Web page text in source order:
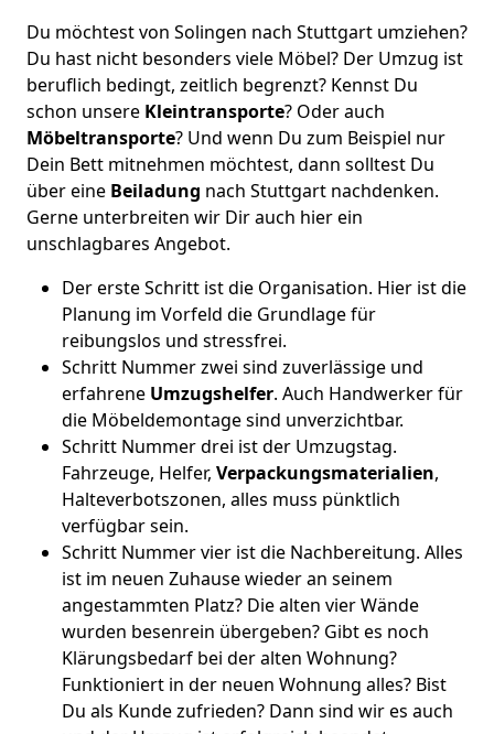
Du möchtest von Solingen nach Stuttgart umziehen?
Du hast nicht besonders viele Möbel? Der Umzug ist
beruflich bedingt, zeitlich begrenzt? Kennst Du
schon unsere Kleintransporte? Oder auch
Möbeltransporte? Und wenn Du zum Beispiel nur
Dein Bett mitnehmen möchtest, dann solltest Du
über eine Beiladung nach Stuttgart nachdenken.
Gerne unterbreiten wir Dir auch hier ein
unschlagbares Angebot.
Der erste Schritt ist die Organisation. Hier ist die
Planung im Vorfeld die Grundlage für
reibungslos und stressfrei.
Schritt Nummer zwei sind zuverlässige und
erfahrene Umzugshelfer. Auch Handwerker für
die Möbeldemontage sind unverzichtbar.
Schritt Nummer drei ist der Umzugstag.
Fahrzeuge, Helfer, Verpackungsmaterialien,
Halteverbotszonen, alles muss pünktlich
verfügbar sein.
Schritt Nummer vier ist die Nachbereitung. Alles
ist im neuen Zuhause wieder an seinem
angestammten Platz? Die alten vier Wände
wurden besenrein übergeben? Gibt es noch
Klärungsbedarf bei der alten Wohnung?
Funktioniert in der neuen Wohnung alles? Bist
Du als Kunde zufrieden? Dann sind wir es auch